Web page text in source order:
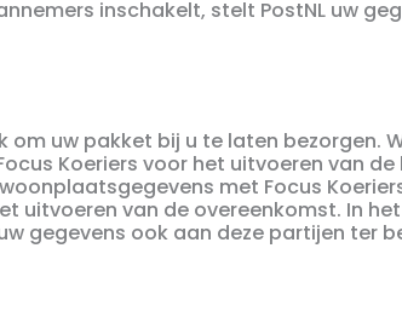
inschakelt, stelt PostNL uw
uw pakket bij u te laten bezorgen.
Koeriers voor het uitvoeren van de
met Focus
uitvoeren van de overeenkomst. In
gegevens ook aan deze partijen ter